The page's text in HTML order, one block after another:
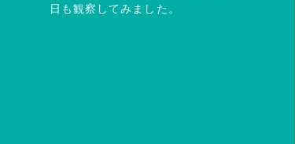
日も観察してみました。